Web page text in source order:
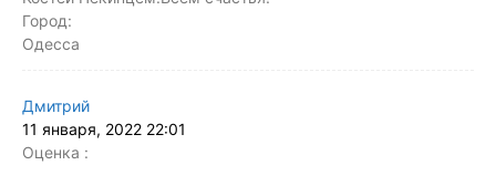
Город:
Одесса
Дмитрий
11 января, 2022 22:01
Оценка :